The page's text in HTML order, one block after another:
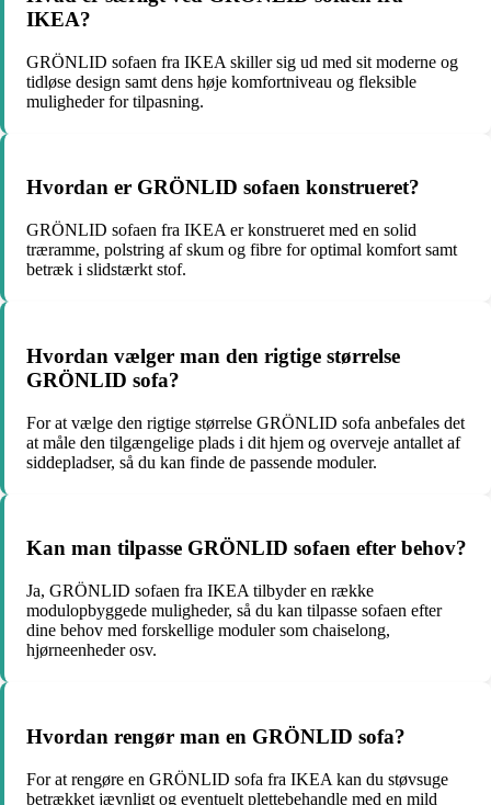
IKEA?
GRÖNLID sofaen fra IKEA skiller sig ud med sit moderne og
tidløse design samt dens høje komfortniveau og fleksible
muligheder for tilpasning.
Hvordan er GRÖNLID sofaen konstrueret?
GRÖNLID sofaen fra IKEA er konstrueret med en solid
træramme, polstring af skum og fibre for optimal komfort samt
betræk i slidstærkt stof.
Hvordan vælger man den rigtige størrelse
GRÖNLID sofa?
For at vælge den rigtige størrelse GRÖNLID sofa anbefales det
at måle den tilgængelige plads i dit hjem og overveje antallet af
siddepladser, så du kan finde de passende moduler.
Kan man tilpasse GRÖNLID sofaen efter behov?
Ja, GRÖNLID sofaen fra IKEA tilbyder en række
modulopbyggede muligheder, så du kan tilpasse sofaen efter
dine behov med forskellige moduler som chaiselong,
hjørneenheder osv.
Hvordan rengør man en GRÖNLID sofa?
For at rengøre en GRÖNLID sofa fra IKEA kan du støvsuge
betrækket jævnligt og eventuelt plettebehandle med en mild